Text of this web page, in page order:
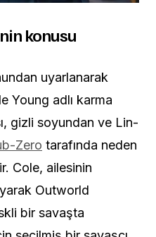
konusu
uyarlanarak
Young adlı karma
gizli soyundan ve Lin-
Zero tarafında neden
Cole, ailesinin
Outworld
bir savaşta